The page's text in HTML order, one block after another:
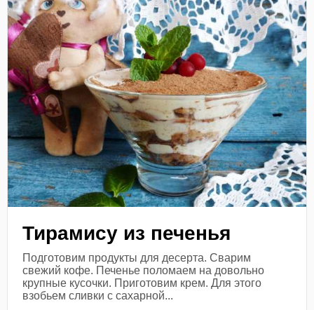
Тирамису из печенья
Подготовим продукты для десерта. Сварим
свежий кофе. Печенье поломаем на довольно
крупные кусочки. Приготовим крем. Для этого
взобьем сливки с сахарной...